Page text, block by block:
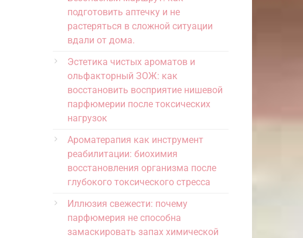
подготовить аптечку и не
растеряться в сложной ситуации
вдали от дома.
Эстетика чистых ароматов и
ольфакторный ЗОЖ: как
восстановить восприятие нишевой
парфюмерии после токсических
нагрузок
Ароматерапия как инструмент
реабилитации: биохимия
восстановления организма после
глубокого токсического стресса
Иллюзия свежести: почему
парфюмерия не способна
замаскировать запах химической